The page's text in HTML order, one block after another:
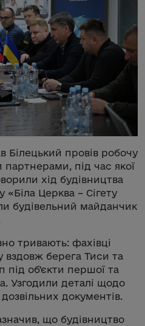
Білецький провів робочу
партнерами, під час якої
хід будівництва
«Біла Церква – Сігету
будівельний майданчик
тривають: фахівці
вздовж берега Тиси та
обʼєкти першої та
Узгодили деталі щодо
документів.
що будівництво